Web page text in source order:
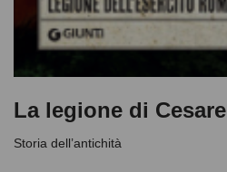
La legione di Cesare
Storia dell’antichità